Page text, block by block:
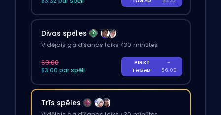
Divas spēles
Vidējais gaidīšanas laiks <30 minūtes
$8.00
$3.00 par spēli
PIRKT
TAGAD
-
$6.00
Trīs spēles